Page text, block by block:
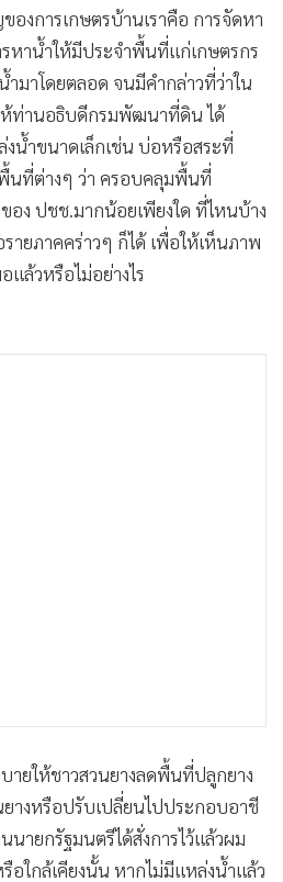
องการเกษตรบ้านเราคือ การจัดหา
าน้ำให้มีประจำพื้นที่แก่เกษตรกร
มาโดยตลอด จนมีคำกล่าวที่ว่าใน
ห้ท่านอธิบดีกรมพัฒนาที่ดิน ได้
น้ำขนาดเล็กเช่น บ่อหรือสระที่
พื้นที่ต่างๆ ว่า ครอบคลุมพื้นที่
อง ปชช.มากน้อยเพียงใด ที่ไหนบ้าง
ายภาคคร่าวๆ ก็ได้ เพื่อให้เห็นภาพ
ล้วหรือไม่อย่างไร
ยให้ชาวสวนยางลดพื้นที่ปลูกยาง
งหรือปรับเปลี่ยนไปประกอบอาชี
ายกรัฐมนตรีได้สั่งการไว้แล้วผม
อใกล้เคียงนั้น หากไม่มีแหล่งน้ำแล้ว